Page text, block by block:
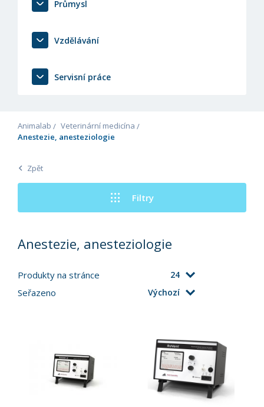
Průmysl
Vzdělávání
Servisní práce
Animalab
Veterinární medicína
Anestezie, anesteziologie
Zpět
Filtry
Anestezie, anesteziologie
Produkty na stránce 24
Seřazeno Výchozí